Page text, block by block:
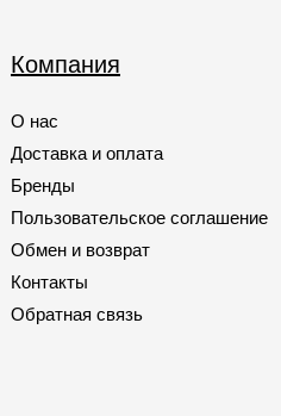
Компания
О нас
Доставка и оплата
Бренды
Пользовательское соглашение
Обмен и возврат
Контакты
Обратная связь